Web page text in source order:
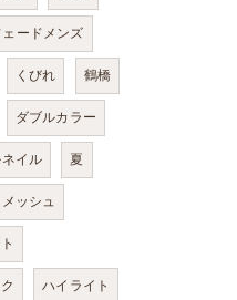
ェードメンズ
くびれ 鶴橋
ダブルカラー
イル 夏
メッシュ
ハイライト